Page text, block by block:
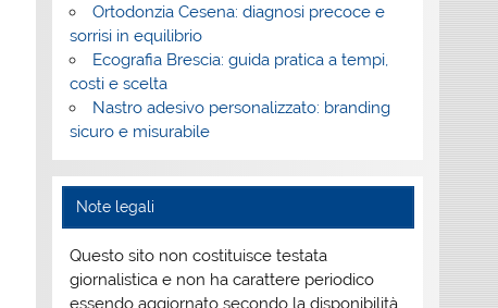
Ortodonzia Cesena: diagnosi precoce e
sorrisi in equilibrio
Ecografia Brescia: guida pratica a tempi,
costi e scelta
Nastro adesivo personalizzato: branding
sicuro e misurabile
Note legali
Questo sito non costituisce testata
giornalistica e non ha carattere periodico
essendo aggiornato secondo la disponibilità